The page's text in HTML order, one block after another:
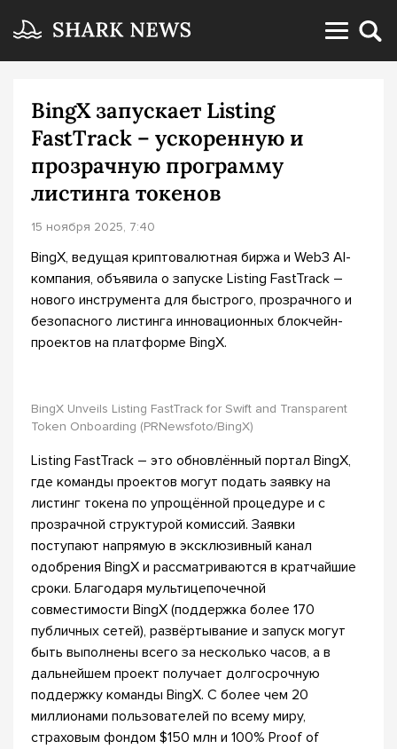
BingX запускает Listing
FastTrack – ускоренную и
прозрачную программу
листинга токенов
15 ноября 2025, 7:40
BingX, ведущая криптовалютная биржа и Web3 AI-
компания, объявила о запуске Listing FastTrack –
нового инструмента для быстрого, прозрачного и
безопасного листинга инновационных блокчейн-
проектов на платформе BingX.
BingX Unveils Listing FastTrack for Swift and Transparent
Token Onboarding (PRNewsfoto/BingX)
Listing FastTrack – это обновлённый портал BingX,
где команды проектов могут подать заявку на
листинг токена по упрощённой процедуре и с
прозрачной структурой комиссий. Заявки
поступают напрямую в эксклюзивный канал
одобрения BingX и рассматриваются в кратчайшие
сроки. Благодаря мультицепочечной
совместимости BingX (поддержка более 170
публичных сетей), развёртывание и запуск могут
быть выполнены всего за несколько часов, а в
дальнейшем проект получает долгосрочную
поддержку команды BingX. С более чем 20
миллионами пользователей по всему миру,
страховым фондом $150 млн и 100% Proof of